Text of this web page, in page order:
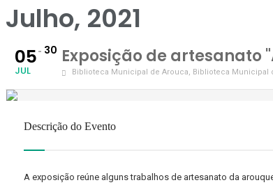
Julho, 2021
05
JUL
30 Exposição de artesanato
Biblioteca Municipal de Arouca, Biblioteca Municipal
Descrição do Evento
A exposição reúne alguns trabalhos de artesanato da